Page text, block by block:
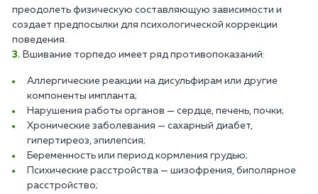
преодолеть физическую составляющую зависимости и
создает предпосылки для психологической коррекции
поведения.
Вшивание торпедо имеет ряд противопоказаний:
Аллергические реакции на дисульфирам или другие
компоненты импланта;
Нарушения работы органов — сердце, печень, почки;
Хронические заболевания — сахарный диабет,
гипертиреоз, эпилепсия;
Беременность или период кормления грудью;
Психические расстройства — шизофрения, биполярное
расстройство;